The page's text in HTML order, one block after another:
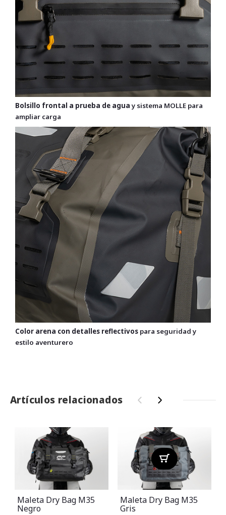
Bolsillo frontal a prueba de aguay sistema MOLLE para
ampliar carga
Color arena con detalles reflectivos para seguridad y
estilo aventurero
Artículos relacionados ‹ ›
Maleta Dry Bag M35
Negro
Maleta Dry Bag M35
Gris